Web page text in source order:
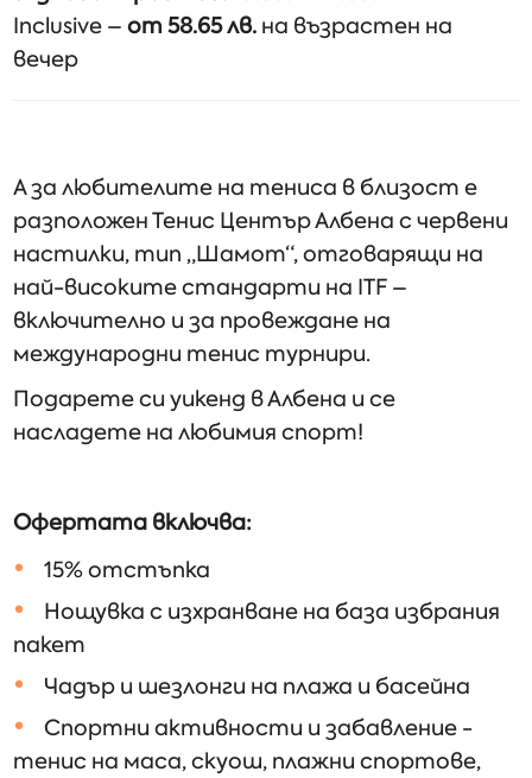
Inclusive –от 58.65 лв. на възрастен на
вечер
А за любителите на тениса в близост е
разположен Тенис Център Албена с червени
настилки, тип „Шамот“, отговарящи на
най-високите стандарти на ITF –
включително и за провеждане на
международни тенис турнири.
Подарете си уикенд в Албена и се
насладете на любимия спорт!
Офертата включва:
15% отстъпка
Нощувка с изхранване на база избрания
пакет
Чадър и шезлонги на плажа и басейна
Спортни активности и забавление -
тенис на маса, скуош, плажни спортове,